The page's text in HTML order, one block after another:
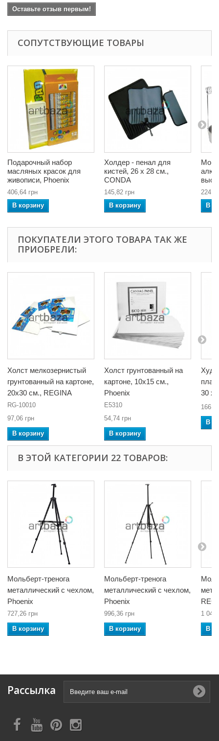
Оставьте отзыв первым!
СОПУТСТВУЮЩИЕ ТОВАРЫ
Подарочный набор
масляных красок для
живописи, Phoenix
406,64 грн
В корзину
Холдер - пенал для
кистей, 26 x 28 см.,
CONDA
145,82 грн
В корзину
В
ПОКУПАТЕЛИ ЭТОГО ТОВАРА ТАК ЖЕ
ПРИОБРЕЛИ:
Холст мелкозернистый
грунтованный на картоне,
20x30 см., REGINA
RG-10010
97,06 грн
В корзину
Холст грунтованный на
картоне, 10x15 см.,
Phoenix
E5310
54,74 грн
В корзину
30 x
В
В ЭТОЙ КАТЕГОРИИ 22 ТОВАРОВ:
Мольберт-тренога
металлический с чехлом,
Phoenix
727,26 грн
В корзину
Мольберт-тренога
металлический с чехлом,
Phoenix
996,36 грн
В корзину
1
В
Рассылка